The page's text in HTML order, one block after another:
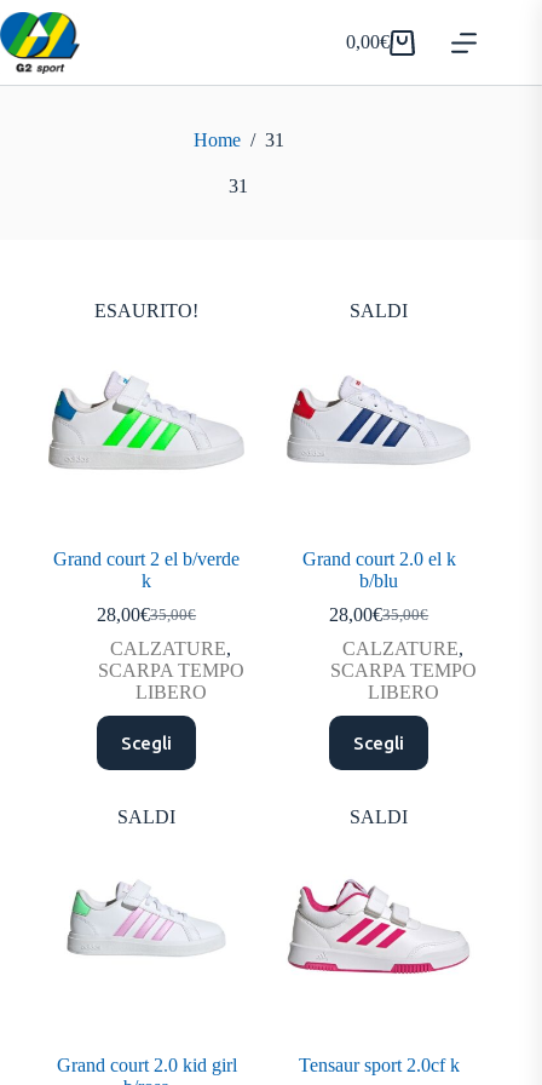
Salta
al
contenuto
Carrello
0,00€
Home / 31
31
ESAURITO!
Grand court 2 el b/verde
k
35,00€
Il
prezzo
originale
era:
35,00€.
28,00€Il
prezzo
attuale
è:
28,00€.
CALZATURE,
SCARPA TEMPO
LIBERO
Scegli
Questo
prodotto
ha
varianti.
essere
scelte
nella
SALDI
Grand court 2.0 el k
b/blu
35,00€
Il
prezzo
originale
era:
35,00€.
28,00€Il
prezzo
attuale
è:
28,00€.
CALZATURE,
SCARPA TEMPO
LIBERO
Scegli
Questo
prodotto
ha
varianti.
essere
scelte
nella
pagina
SALDI
Grand court 2.0 kid girl
SALDI
Tensaur sport 2.0cf k